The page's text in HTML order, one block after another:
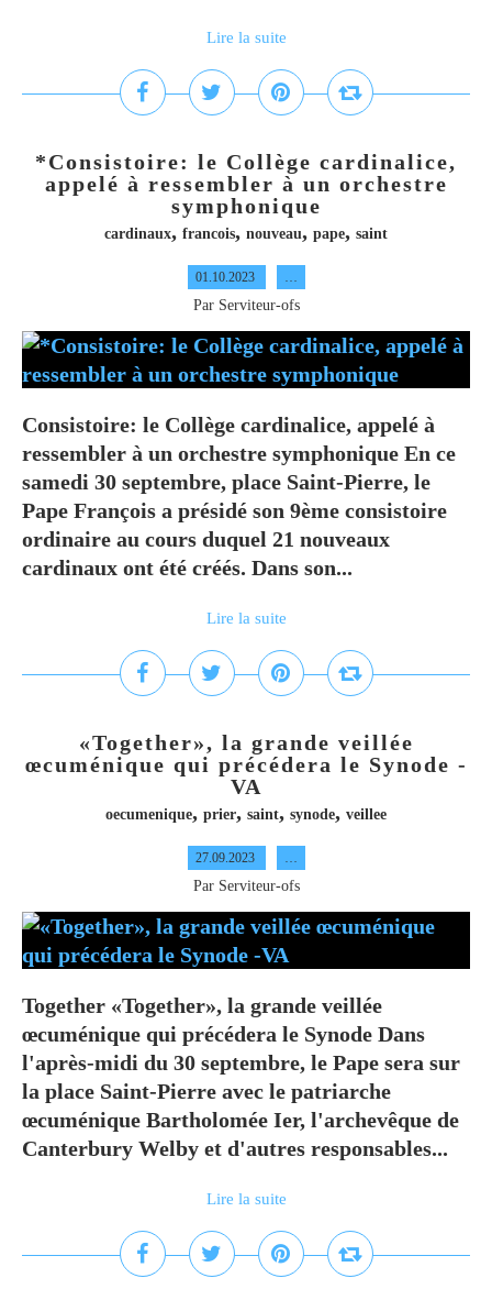
Lire la suite
*Consistoire: le Collège cardinalice,
appelé à ressembler à un orchestre
symphonique
cardinaux, francois, nouveau, pape, saint
01.10.2023 …
Par Serviteur-ofs
Consistoire: le Collège cardinalice, appelé à
ressembler à un orchestre symphonique En ce
samedi 30 septembre, place Saint-Pierre, le
Pape François a présidé son 9ème consistoire
ordinaire au cours duquel 21 nouveaux
cardinaux ont été créés. Dans son...
Lire la suite
«Together», la grande veillée
œcuménique qui précédera le Synode -
VA
oecumenique, prier, saint, synode, veillee
27.09.2023 …
Par Serviteur-ofs
Together «Together», la grande veillée
œcuménique qui précédera le Synode Dans
l'après-midi du 30 septembre, le Pape sera sur
la place Saint-Pierre avec le patriarche
œcuménique Bartholomée Ier, l'archevêque de
Canterbury Welby et d'autres responsables...
Lire la suite